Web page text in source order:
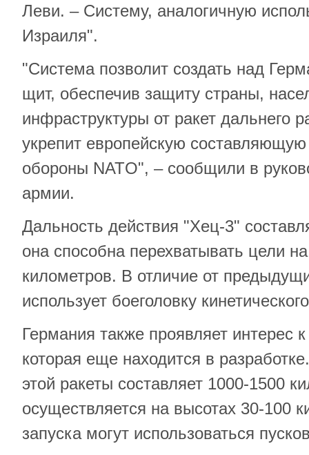
Леви. – Систему, аналогичную
Израиля".
"Система позволит создать над
щит, обеспечив защиту страны,
инфраструктуры от ракет дальнего
укрепит европейскую
обороны NATO", – сообщили в
армии.
Дальность действия "Хец-3"
она способна перехватывать цели
километров. В отличие от
использует боеголовку
Германия также проявляет интерес
которая еще находится в
этой ракеты составляет 1000-1500
осуществляется на высотах 30-100
запуска могут использоваться